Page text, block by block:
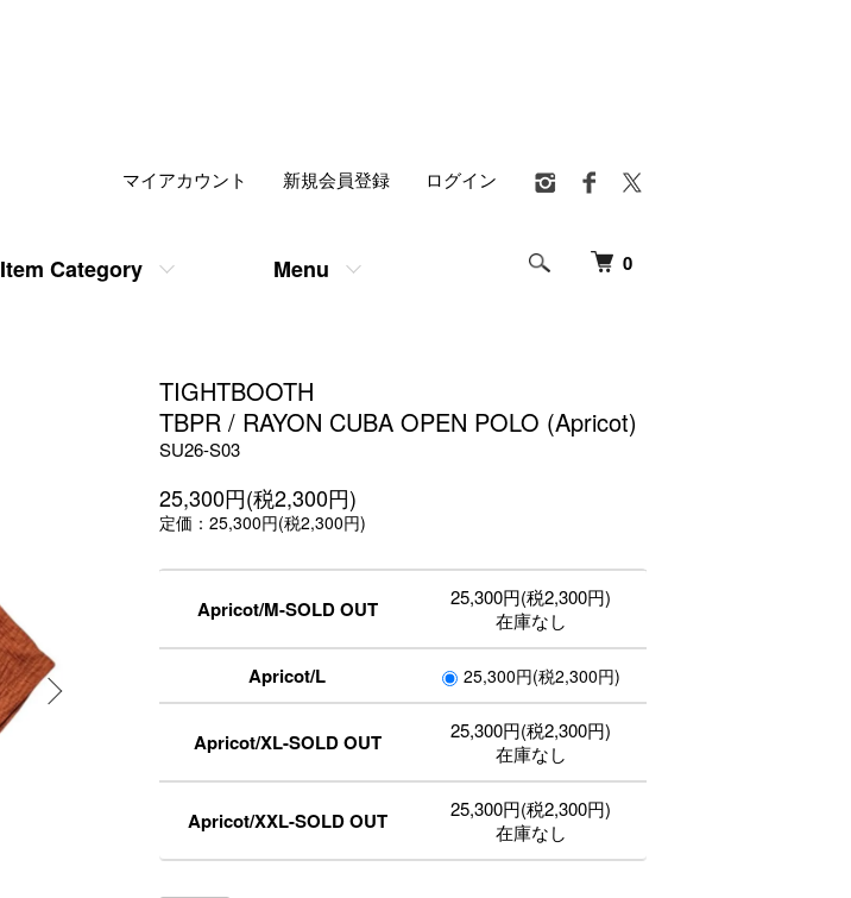
0
Item Category Menu
マイアカウント 新規会員登録 ログイン
TIGHTBOOTH
TBPR / RAYON CUBA OPEN POLO (Apricot)
SU26-S03
25,300円(税2,300円)
定価：25,300円(税2,300円)
Apricot/M-SOLD OUT
25,300円(税2,300円)
在庫なし
Apricot/L 25,300円(税2,300円)
Apricot/XL-SOLD OUT
25,300円(税2,300円)
在庫なし
Apricot/XXL-SOLD OUT
25,300円(税2,300円)
在庫なし